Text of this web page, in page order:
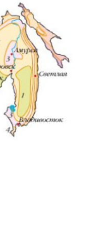
пн-пт 8:00-19:00
zakaz@ogk-opora.ru
8 (800) 777-87-42
г. Ханты-Мансийск, г.
Ханты-Мансийск, ул.
Сутормина, 21
пн-пт 8:00-19:00
zakaz@ogk-opora.ru
8 (800) 777-87-42
г. Иркутск, г. Иркутск,
ул. Ракитная, 12
пн-пт 8:00-19:00
zakaz@ogk-opora.ru
8 (800) 777-87-42
г. Чита, г. Чита, ул.
Вокзальная, 3А